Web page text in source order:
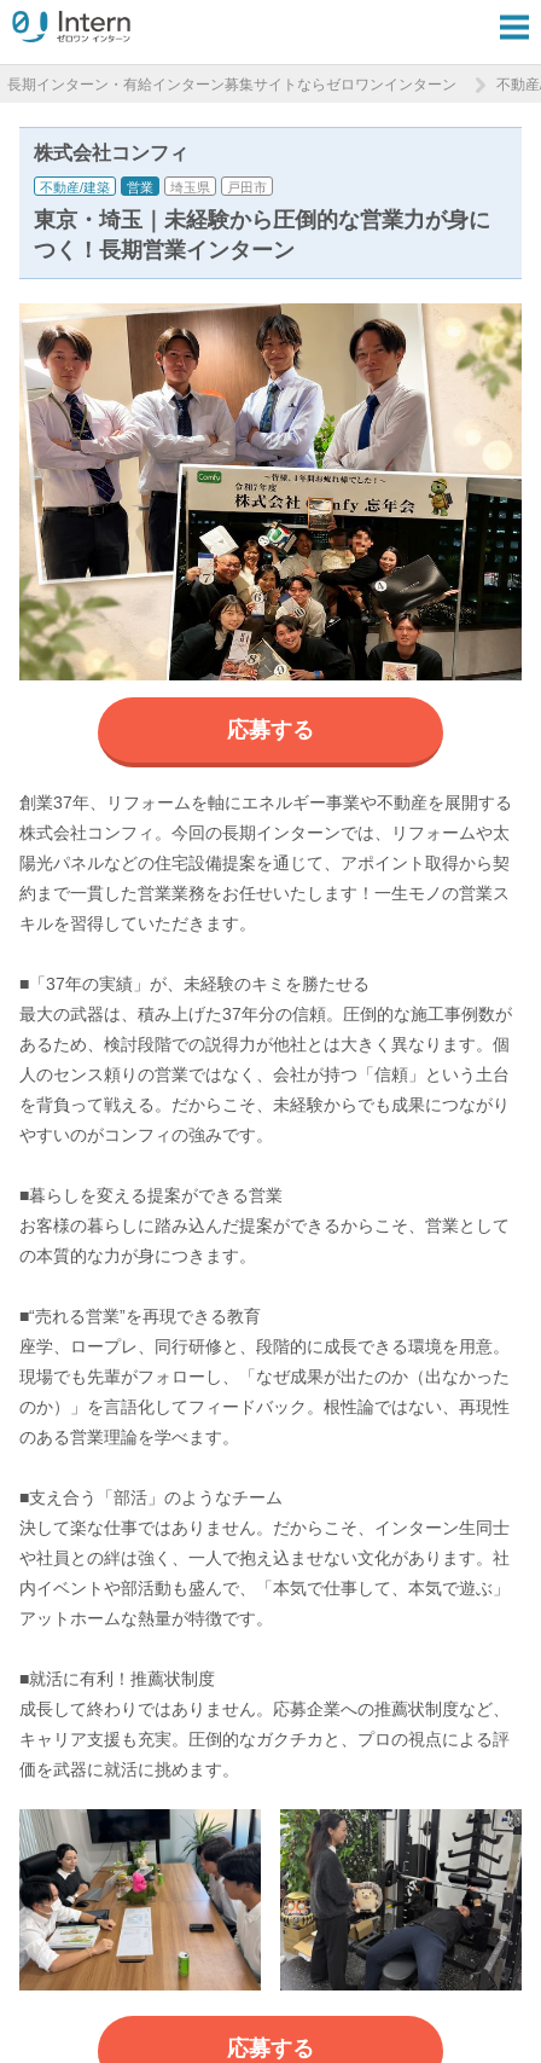
長期インターン・有給インターン募集サイトならゼロワンインターン 不動
株式会社コンフィ
不動産/建築 営業 埼玉県 戸田市
東京・埼玉｜未経験から圧倒的な営業力が身に
つく！長期営業インターン
応募する
創業37年、リフォームを軸にエネルギー事業や不動産を展開する
株式会社コンフィ。今回の長期インターンでは、リフォームや太
陽光パネルなどの住宅設備提案を通じて、アポイント取得から契
約まで一貫した営業業務をお任せいたします！一生モノの営業ス
キルを習得していただきます。
■「37年の実績」が、未経験のキミを勝たせる
最大の武器は、積み上げた37年分の信頼。圧倒的な施工事例数が
あるため、検討段階での説得力が他社とは大きく異なります。個
人のセンス頼りの営業ではなく、会社が持つ「信頼」という土台
を背負って戦える。だからこそ、未経験からでも成果につながり
やすいのがコンフィの強みです。
■暮らしを変える提案ができる営業
お客様の暮らしに踏み込んだ提案ができるからこそ、営業として
の本質的な力が身につきます。
■“売れる営業”を再現できる教育
座学、ロープレ、同行研修と、段階的に成長できる環境を用意。
現場でも先輩がフォローし、「なぜ成果が出たのか（出なかった
のか）」を言語化してフィードバック。根性論ではない、再現性
のある営業理論を学べます。
■支え合う「部活」のようなチーム
決して楽な仕事ではありません。だからこそ、インターン生同士
や社員との絆は強く、一人で抱え込ませない文化があります。社
内イベントや部活動も盛んで、「本気で仕事して、本気で遊ぶ」
アットホームな熱量が特徴です。
■就活に有利！推薦状制度
成長して終わりではありません。応募企業への推薦状制度など、
キャリア支援も充実。圧倒的なガクチカと、プロの視点による評
価を武器に就活に挑めます。
応募する